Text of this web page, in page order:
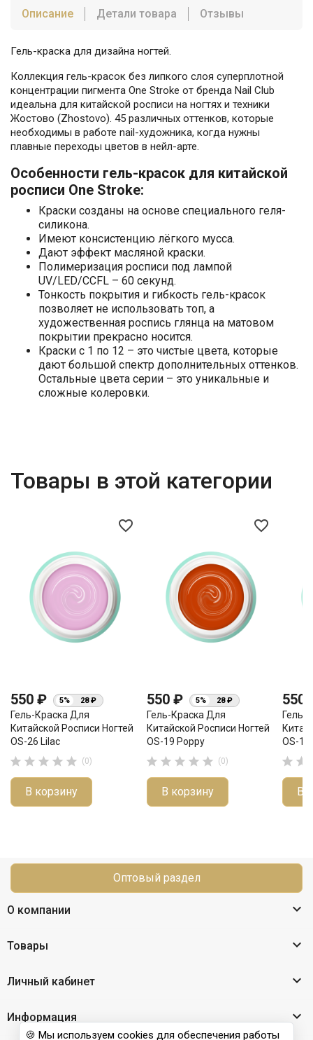
Описание Детали товара Отзывы
Гель-краска для дизайна ногтей.
Коллекция гель-красок без липкого слоя суперплотной
концентрации пигмента One Stroke от бренда Nail Club
идеальна для китайской росписи на ногтях и техники
Жостово (Zhostovo). 45 различных оттенков, которые
необходимы в работе nail-художника, когда нужны
плавные переходы цветов в нейл-арте.
Особенности гель-красок для китайской
росписи One Stroke:
Краски созданы на основе специального геля-
силикона.
Имеют консистенцию лёгкого мусса.
Дают эффект масляной краски.
Полимеризация росписи под лампой
UV/LED/CCFL – 60 секунд.
Тонкость покрытия и гибкость гель-красок
позволяет не использовать топ, а
художественная роспись глянца на матовом
покрытии прекрасно носится.
Краски с 1 по 12 – это чистые цвета, которые
дают большой спектр дополнительных оттенков.
Остальные цвета серии – это уникальные и
сложные колеровки.
Товары в этой категории
favorite_border
550 ₽ 5% 28 ₽
Гель-Краска Для
Китайской Росписи Ногтей
OS-26 Lilac
     (0)
В корзину
favorite_border
550 ₽ 5% 28 ₽
Гель-Краска Для
Китайской Росписи Ногтей
OS-19 Poppy
     (0)
В корзину
550
Гель-
OS-
 
В
Оптовый раздел
О компании 
Товары 
Личный кабинет 
Информация 
🍪 Мы используем cookies для обеспечения работы